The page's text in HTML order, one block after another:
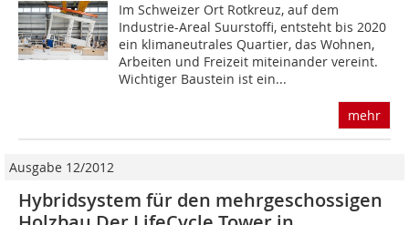
Im Schweizer Ort Rotkreuz, auf dem
Industrie-Areal Suurstoffi, entsteht bis 2020
ein klimaneutrales Quartier, das Wohnen,
Arbeiten und Freizeit miteinander vereint.
Wichtiger Baustein ist ein...
mehr
Ausgabe 12/2012
Hybridsystem für den mehrgeschossigen